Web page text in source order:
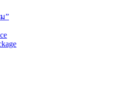
”